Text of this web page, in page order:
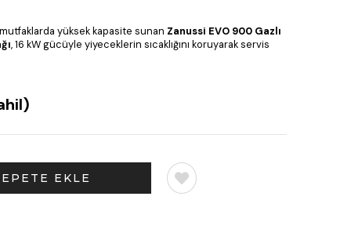
yüksek kapasite sunan Zanussi EVO 900 Gazlı
, 16 kW gücüyle yiyeceklerin sıcaklığını koruyarak servis